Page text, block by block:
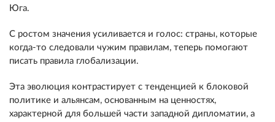
Юга.
С ростом значения усиливается и голос: страны, которые
когда-то следовали чужим правилам, теперь помогают
писать правила глобализации.
Эта эволюция контрастирует с тенденцией к блоковой
политике и альянсам, основанным на ценностях,
характерной для большей части западной дипломатии, а